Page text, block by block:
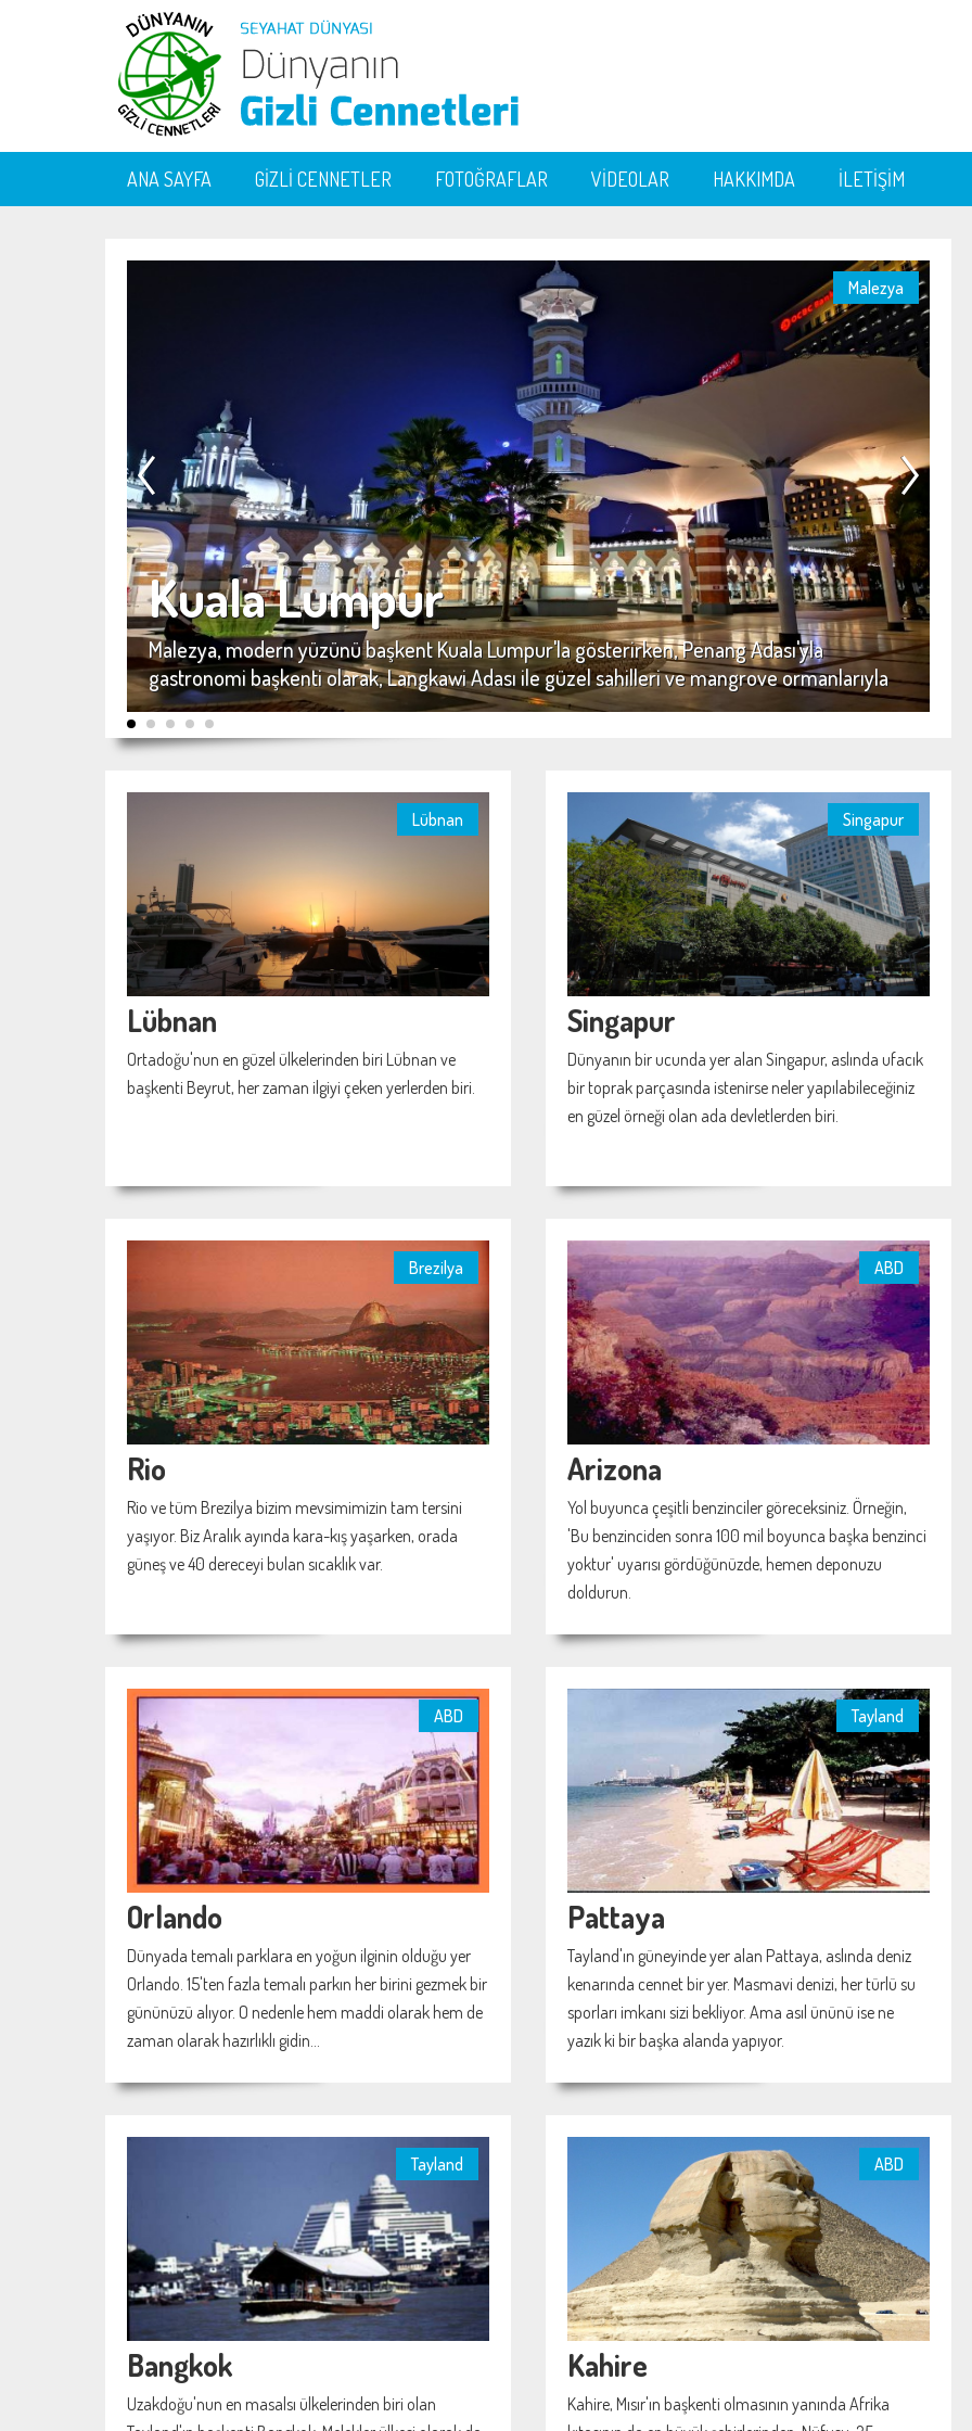
ANA SAYFA GİZLİ CENNETLER FOTOĞRAFLAR VİDEOLAR HAKKIMDA İLETİŞİM
Malezya
Kuala Lumpur
Malezya, modern yüzünü başkent Kuala Lumpur'la gösterirken, Penang Adası'yla
gastronomi başkenti olarak, Langkawi Adası ile güzel sahilleri ve mangrove ormanlarıyla
dikkati çekiyor. Bugünlerde hem uygun fiyatları hem de güzel imkanlarıyla gidilmesi
gereken yerlerden biri...
Lübnan
Lübnan
Ortadoğu'nun en güzel ülkelerinden biri Lübnan ve
başkenti Beyrut, her zaman ilgiyi çeken yerlerden biri.
Singapur
Singapur
Dünyanın bir ucunda yer alan Singapur, aslında ufacık
bir toprak parçasında istenirse neler yapılabileceğiniz
en güzel örneği olan ada devletlerden biri.
Brezilya
Rio
Rio ve tüm Brezilya bizim mevsimimizin tam tersini
yaşıyor. Biz Aralık ayında kara-kış yaşarken, orada
güneş ve 40 dereceyi bulan sıcaklık var.
ABD
Arizona
Yol buyunca çeşitli benzinciler göreceksiniz. Örneğin,
'Bu benzinciden sonra 100 mil boyunca başka benzinci
yoktur' uyarısı gördüğünüzde, hemen deponuzu
doldurun.
ABD
Orlando
Dünyada temalı parklara en yoğun ilginin olduğu yer
Orlando. 15'ten fazla temalı parkın her birini gezmek bir
gününüzü alıyor. O nedenle hem maddi olarak hem de
zaman olarak hazırlıklı gidin...
Tayland
Pattaya
Tayland'ın güneyinde yer alan Pattaya, aslında deniz
kenarında cennet bir yer. Masmavi denizi, her türlü su
sporları imkanı sizi bekliyor. Ama asıl ününü ise ne
yazık ki bir başka alanda yapıyor.
Tayland
Bangkok
Uzakdoğu'nun en masalsı ülkelerinden biri olan
ABD
Kahire
Kahire, Mısır'ın başkenti olmasının yanında Afrika